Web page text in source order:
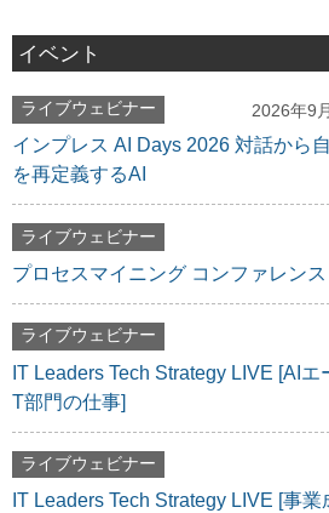
イベント
ライブウェビナー 2026年9
インプレス AI Days 2026 対話から
を再定義するAI
ライブウェビナー
プロセスマイニング コンファレン
ライブウェビナー
IT Leaders Tech Strategy LIVE [AIエ
T部門の仕事]
ライブウェビナー
IT Leaders Tech Strategy LIVE [事